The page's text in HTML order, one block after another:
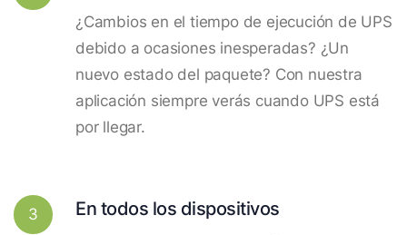
¿Cambios en el tiempo de ejecución de UPS
debido a ocasiones inesperadas? ¿Un
nuevo estado del paquete? Con nuestra
aplicación siempre verás cuando UPS está
por llegar.
3 En todos los dispositivos